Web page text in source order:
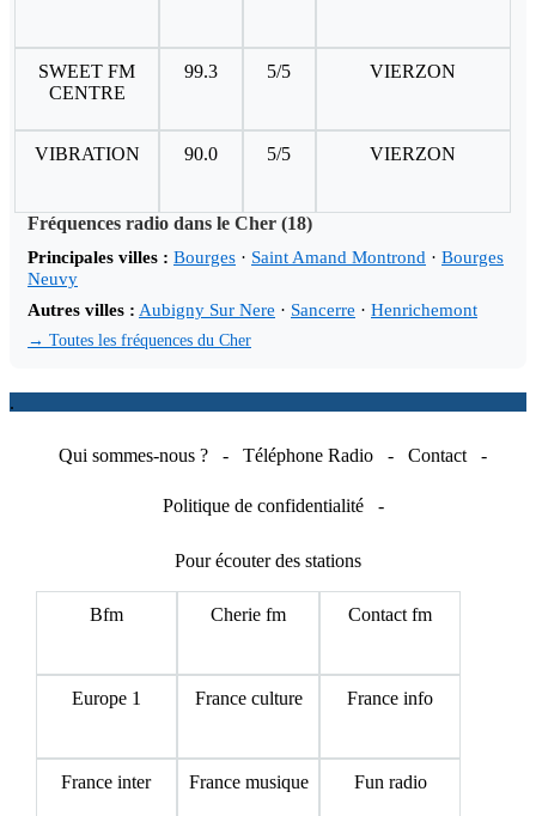
SWEET FM
CENTRE
99.3 5/5 VIERZON
VIBRATION 90.0 5/5 VIERZON
Fréquences radio dans le Cher (18)
Principales villes : Bourges · Saint Amand Montrond · Bourges
Neuvy
Autres villes : Aubigny Sur Nere · Sancerre · Henrichemont
→ Toutes les fréquences du Cher
.
Qui sommes-nous ? - Téléphone Radio - Contact -
Politique de confidentialité -
Pour écouter des stations
Bfm Cherie fm Contact fm
Europe 1 France culture France info
France inter France musique Fun radio